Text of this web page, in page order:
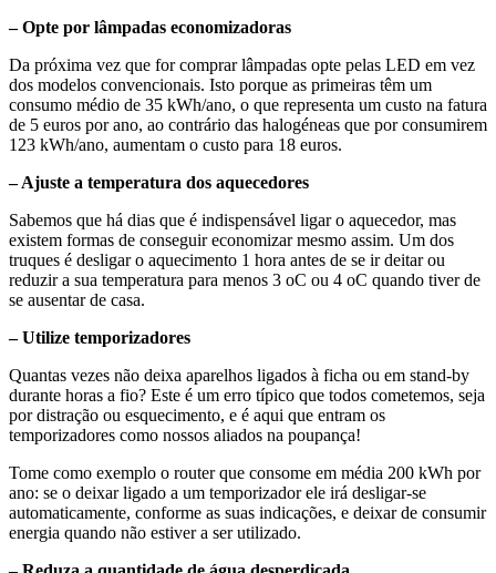
– Opte por lâmpadas economizadoras
Da próxima vez que for comprar lâmpadas opte pelas LED em vez
dos modelos convencionais. Isto porque as primeiras têm um
consumo médio de 35 kWh/ano, o que representa um custo na fatura
de 5 euros por ano, ao contrário das halogéneas que por consumirem
123 kWh/ano, aumentam o custo para 18 euros.
– Ajuste a temperatura dos aquecedores
Sabemos que há dias que é indispensável ligar o aquecedor, mas
existem formas de conseguir economizar mesmo assim. Um dos
truques é desligar o aquecimento 1 hora antes de se ir deitar ou
reduzir a sua temperatura para menos 3 oC ou 4 oC quando tiver de
se ausentar de casa.
– Utilize temporizadores
Quantas vezes não deixa aparelhos ligados à ficha ou em stand-by
durante horas a fio? Este é um erro típico que todos cometemos, seja
por distração ou esquecimento, e é aqui que entram os
temporizadores como nossos aliados na poupança!
Tome como exemplo o router que consome em média 200 kWh por
ano: se o deixar ligado a um temporizador ele irá desligar-se
automaticamente, conforme as suas indicações, e deixar de consumir
energia quando não estiver a ser utilizado.